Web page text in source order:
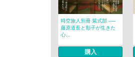
時空旅人別冊 紫式部 ──
藤原道長と彰子が生きた
心...
購入